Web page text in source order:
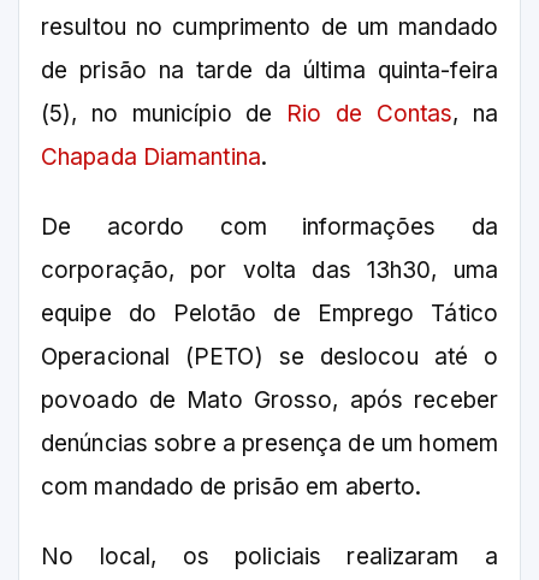
resultou no cumprimento de um mandado
de prisão na tarde da última quinta-feira
(5), no município de Rio de Contas, na
Chapada Diamantina.
De acordo com informações da
corporação, por volta das 13h30, uma
equipe do Pelotão de Emprego Tático
Operacional (PETO) se deslocou até o
povoado de Mato Grosso, após receber
denúncias sobre a presença de um homem
com mandado de prisão em aberto.
No local, os policiais realizaram a